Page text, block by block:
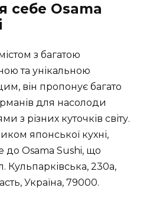
себе Osama
з багатою
та унікальною
він пропонує багато
для насолоди
з різних куточків світу.
японської кухні,
до Osama Sushi, що
Кульпарківська, 230а,
Україна, 79000.